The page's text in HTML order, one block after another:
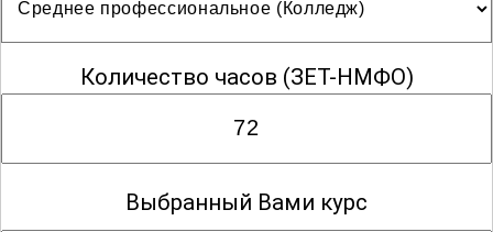
Количество часов (ЗЕТ-НМФО)
Выбранный Вами курс